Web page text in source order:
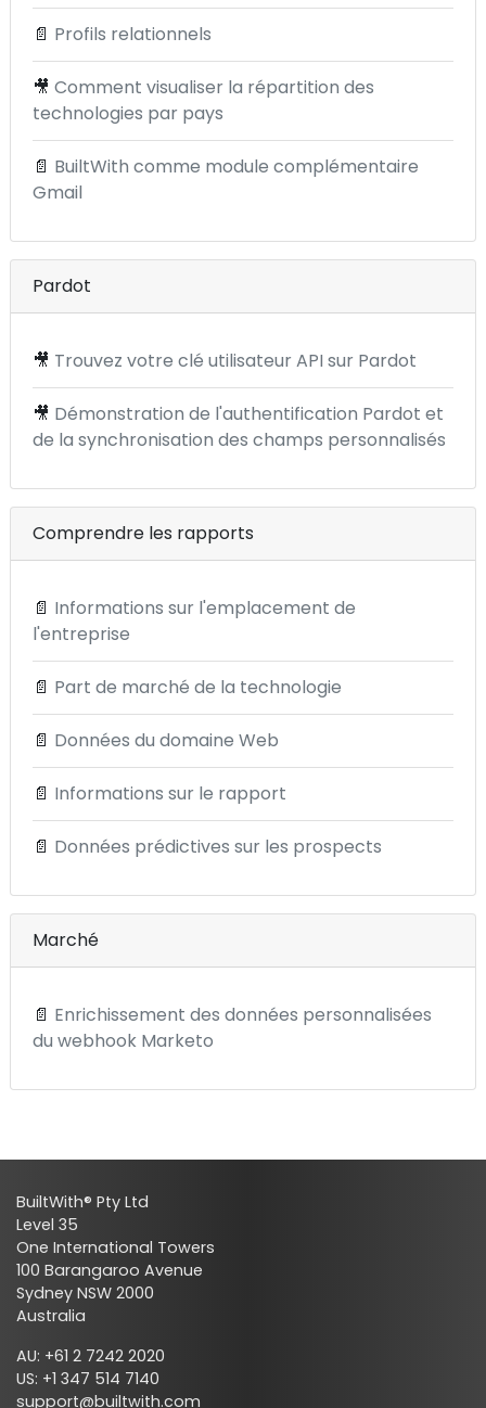
📄 Profils relationnels
🎥 Comment visualiser la répartition des
technologies par pays
📄 BuiltWith comme module complémentaire
Gmail
Pardot
🎥 Trouvez votre clé utilisateur API sur Pardot
🎥 Démonstration de l'authentification Pardot et
de la synchronisation des champs personnalisés
Comprendre les rapports
📄 Informations sur l'emplacement de
l'entreprise
📄 Part de marché de la technologie
📄 Données du domaine Web
📄 Informations sur le rapport
📄 Données prédictives sur les prospects
Marché
📄 Enrichissement des données personnalisées
du webhook Marketo
BuiltWith® Pty Ltd
Level 35
One International Towers
100 Barangaroo Avenue
Sydney NSW 2000
Australia
AU: +61 2 7242 2020
US: +1 347 514 7140
support@builtwith.com